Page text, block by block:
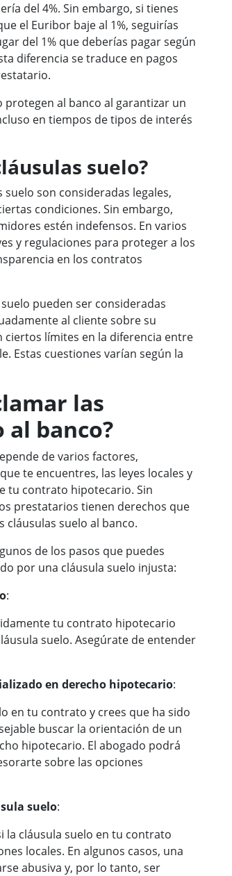
del 4%. Sin embargo, si tienes
el Euribor baje al 1%, seguirías
del 1% que deberías pagar según
diferencia se traduce en pagos
protegen al banco al garantizar un
en tiempos de tipos de interés
suelo?
suelo son consideradas legales,
condiciones. Sin embargo,
estén indefensos. En varios
y regulaciones para proteger a los
en los contratos
pueden ser consideradas
al cliente sobre su
ciertos límites en la diferencia entre
Estas cuestiones varían según la
las
al banco?
de varios factores,
te encuentres, las leyes locales y
tu contrato hipotecario. Sin
prestatarios tienen derechos que
suelo al banco.
de los pasos que puedes
por una cláusula suelo injusta:
:
tu contrato hipotecario
suelo. Asegúrate de entender
en derecho hipotecario:
en tu contrato y crees que ha sido
buscar la orientación de un
hipotecario. El abogado podrá
sobre las opciones
suelo:
la cláusula suelo en tu contrato
locales. En algunos casos, una
abusiva y, por lo tanto, ser